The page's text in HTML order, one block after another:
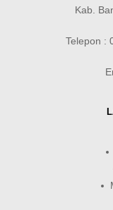
Kab.
Telepon :